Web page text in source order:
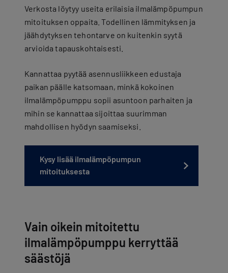
Verkosta löytyy useita erilaisia ilmalämpöpumpun
mitoituksen oppaita. Todellinen lämmityksen ja
jäähdytyksen tehontarve on kuitenkin syytä
arvioida tapauskohtaisesti.
Kannattaa pyytää asennusliikkeen edustaja
paikan päälle katsomaan, minkä kokoinen
ilmalämpöpumppu sopii asuntoon parhaiten ja
mihin se kannattaa sijoittaa suurimman
mahdollisen hyödyn saamiseksi.
Kysy lisää ilmalämpöpumpun
mitoituksesta
Vain oikein mitoitettu
ilmalämpöpumppu kerryttää
säästöjä